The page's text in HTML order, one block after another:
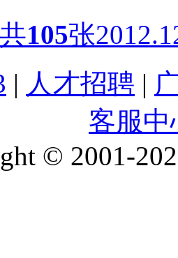
共105张
| 人才招聘 |
客服中
© 2001-